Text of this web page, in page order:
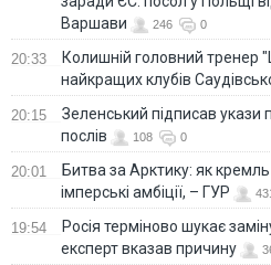
Варшави
246 0
20:33
Колишній головний тренер
найкращих клубів
20:15
Зеленський підписав укази
послів
108 0
20:01
Битва за Арктику: як
імперські амбіції, – ГУР
19:54
Росія терміново шукає
експерт вказав причину